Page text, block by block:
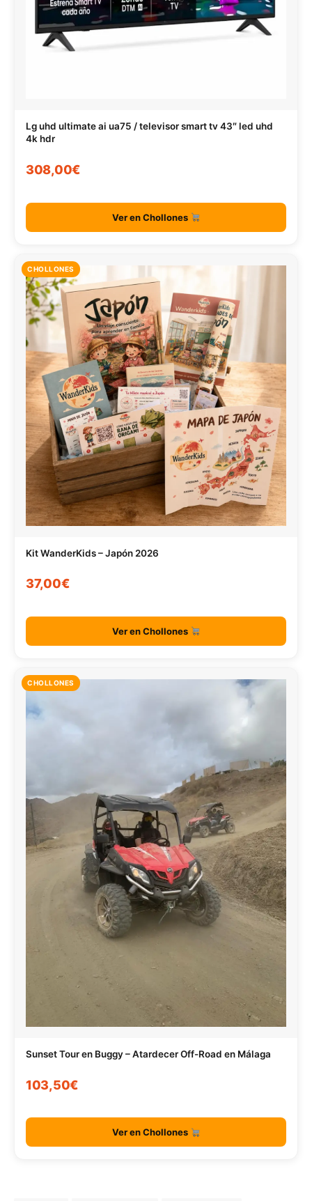
Lg uhd ultimate ai ua75 / televisor smart tv 43″ led uhd
4k hdr
308,00€
Ver en Chollones
CHOLLONES
Kit WanderKids – Japón 2026
37,00€
Ver en Chollones
CHOLLONES
Sunset Tour en Buggy – Atardecer Off-Road en Málaga
103,50€
Ver en Chollones